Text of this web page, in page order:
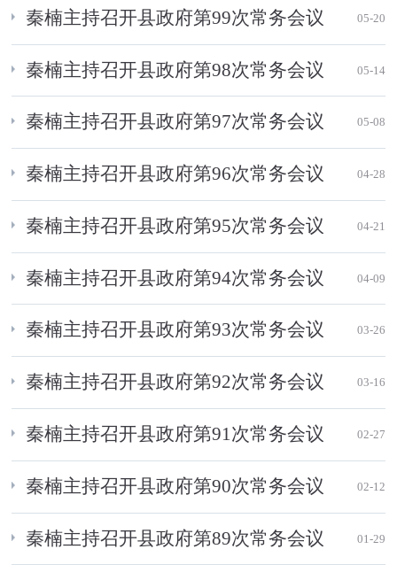
秦楠主持召开县政府第99次常务会议 05-20
秦楠主持召开县政府第98次常务会议 05-14
秦楠主持召开县政府第97次常务会议 05-08
秦楠主持召开县政府第96次常务会议 04-28
秦楠主持召开县政府第95次常务会议 04-21
秦楠主持召开县政府第94次常务会议 04-09
秦楠主持召开县政府第93次常务会议 03-26
秦楠主持召开县政府第92次常务会议 03-16
秦楠主持召开县政府第91次常务会议 02-27
秦楠主持召开县政府第90次常务会议 02-12
秦楠主持召开县政府第89次常务会议 01-29